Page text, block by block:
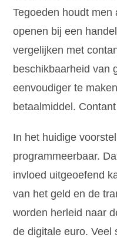
Tegoeden houdt
openen bij een
vergelijken met
beschikbaarheid van
eenvoudiger te
betaalmiddel.
In het huidige
programmeerbaar.
invloed uitgeoefend
van het geld en de
worden herleid naar
de digitale euro. Veel